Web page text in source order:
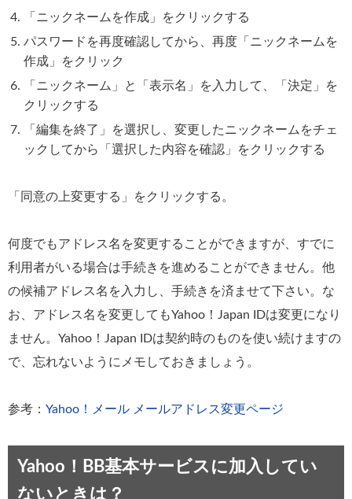
「ニックネームを作成」をクリックする
パスワードを再度確認してから、再度「ニックネームを
作成」をクリック
「ニックネーム」と「表示名」を入力して、「決定」を
クリックする
「編集を終了」を選択し、変更したニックネームをチェ
ックしてから「選択した内容を確認」をクリックする
「同意の上変更する」をクリックする。
何度でもアドレス名を変更することができますが、すでに
利用者がいる場合は手続きを進めることができません。他
の候補アドレス名を入力し、手続きを済ませて下さい。な
お、アドレス名を変更してもYahoo！Japan IDは変更になり
ません。Yahoo！Japan IDは契約時のものを使い続けますの
で、忘れないようにメモしておきましょう。
参考： Yahoo！メール メールアドレス変更ページ
Yahoo！BB基本サービスに加入してい
ないときは？